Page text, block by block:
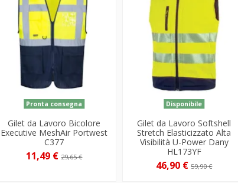
Pronta consegna
Gilet da Lavoro Bicolore
Executive MeshAir Portwest
C377
11,49 €29,65 €
Disponibile
Gilet da Lavoro Softshell
Stretch Elasticizzato Alta
Visibilità U-Power Dany
HL173YF
46,90 €59,90 €